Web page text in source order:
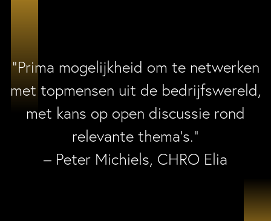
“Prima mogelijkheid om te netwerken
met topmensen uit de bedrijfswereld,
met kans op open discussie rond
relevante thema’s.”
– Peter Michiels, CHRO Elia